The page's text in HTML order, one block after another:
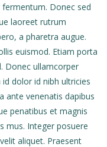
Donec sed
laoreet rutrum
a pharetra augue.
euismod. Etiam porta
Donec ullamcorper
dolor id nibh ultricies
ante venenatis dapibus
penatibus et magnis
mus. Integer posuere
aliquet. Praesent